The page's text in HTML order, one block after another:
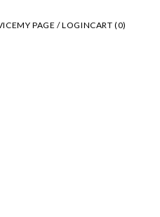
MY PAGE / LOGINCART (0)